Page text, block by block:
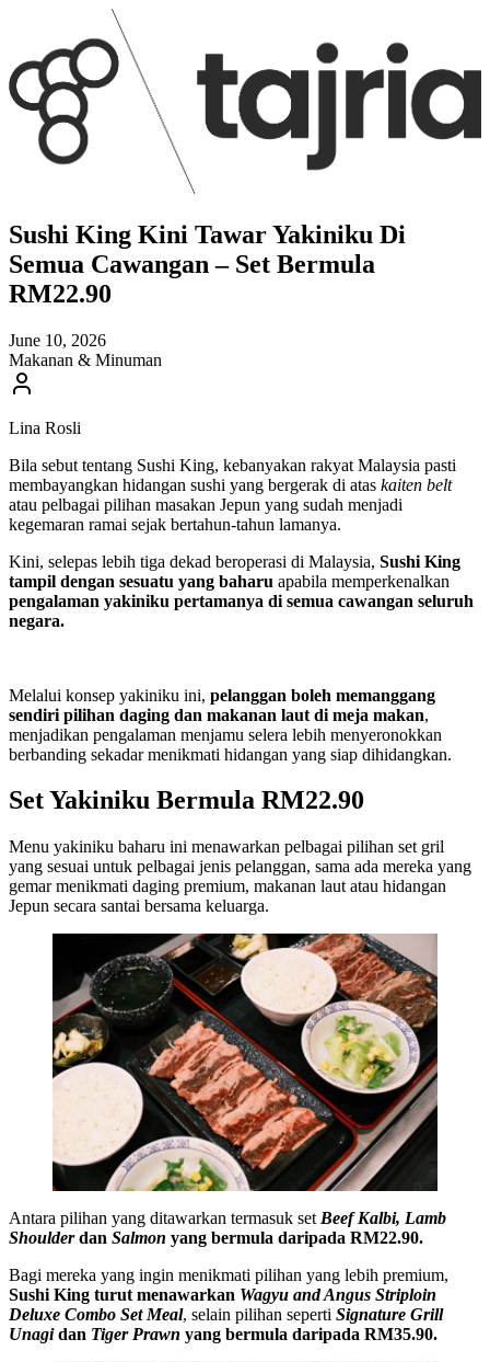
Sushi King Kini Tawar Yakiniku Di
Semua Cawangan – Set Bermula
RM22.90
June 10, 2026
Makanan & Minuman
Lina Rosli
Bila sebut tentang Sushi King, kebanyakan rakyat Malaysia pasti
membayangkan hidangan sushi yang bergerak di atas kaiten belt
atau pelbagai pilihan masakan Jepun yang sudah menjadi
kegemaran ramai sejak bertahun-tahun lamanya.
Kini, selepas lebih tiga dekad beroperasi di Malaysia, Sushi King
tampil dengan sesuatu yang baharu apabila memperkenalkan
pengalaman yakiniku pertamanya di semua cawangan seluruh
negara.
Melalui konsep yakiniku ini, pelanggan boleh memanggang
sendiri pilihan daging dan makanan laut di meja makan,
menjadikan pengalaman menjamu selera lebih menyeronokkan
berbanding sekadar menikmati hidangan yang siap dihidangkan.
Set Yakiniku Bermula RM22.90
Menu yakiniku baharu ini menawarkan pelbagai pilihan set gril
yang sesuai untuk pelbagai jenis pelanggan, sama ada mereka yang
gemar menikmati daging premium, makanan laut atau hidangan
Jepun secara santai bersama keluarga.
Antara pilihan yang ditawarkan termasuk set Beef Kalbi, Lamb
Shoulderdan Salmon yang bermula daripada RM22.90.
Bagi mereka yang ingin menikmati pilihan yang lebih premium,
Sushi King turut menawarkan Wagyu and Angus Striploin
Deluxe Combo Set Meal, selain pilihan seperti Signature Grill
Unagidan Tiger Prawn yang bermula daripada RM35.90.